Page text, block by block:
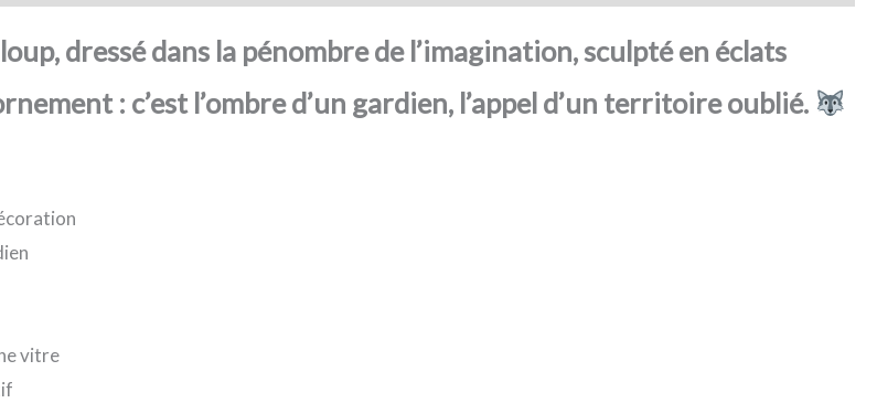
dressé dans la pénombre de l’imagination, sculpté en éclats
: c’est l’ombre d’un gardien, l’appel d’un territoire oublié.
vitre